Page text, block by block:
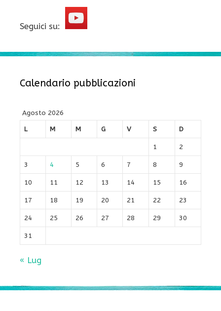
Seguici su:
Calendario pubblicazioni
Agosto 2026
L
M M G V S D
1 2
3 4 5 6 7 8 9
10 11 12 13 14 15 16
17 18 19 20 21 22 23
24 25 26 27 28 29 30
31
« Lug